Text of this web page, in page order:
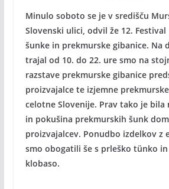
Minulo soboto se je v središču
Slovenski ulici, odvil že 12.
šunke in prekmurske gibanice. Na
trajal od 10. do 22. ure smo na
razstave prekmurske gibanice
proizvajalce te izjemne
celotne Slovenije. Prav tako je bila
in pokušina prekmurskih šunk
proizvajalcev. Ponudbo izdelkov z
smo obogatili še s prleško tünko
klobaso.